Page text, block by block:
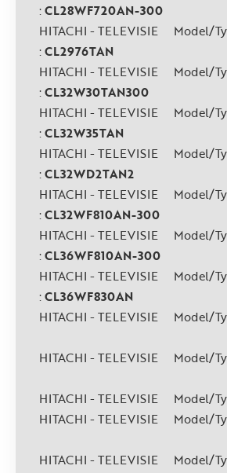
:CL28WF720AN-300
HITACHI - TELEVISIE Model/
:CL2976TAN
HITACHI - TELEVISIE Model/
:CL32W30TAN300
HITACHI - TELEVISIE Model/
:CL32W35TAN
HITACHI - TELEVISIE Model/
:CL32WD2TAN2
HITACHI - TELEVISIE Model/
:CL32WF810AN-300
HITACHI - TELEVISIE Model/
:CL36WF810AN-300
HITACHI - TELEVISIE Model/
:CL36WF830AN
HITACHI - TELEVISIE Model/
HITACHI - TELEVISIE Model/
HITACHI - TELEVISIE Model/
HITACHI - TELEVISIE Model/
HITACHI - TELEVISIE Model/